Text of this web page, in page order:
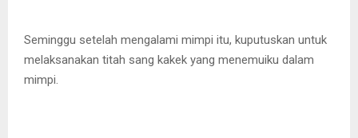
Seminggu setelah mengalami mimpi itu, kuputuskan untuk
melaksanakan titah sang kakek yang menemuiku dalam
mimpi.